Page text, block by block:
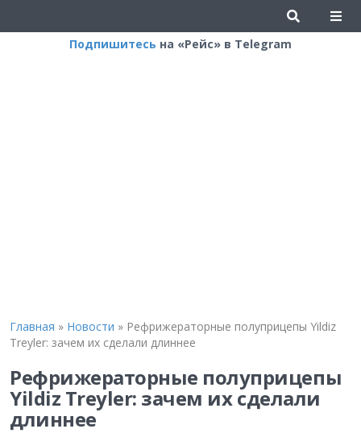
Подпишитесь на «Рейс» в Telegram
Главная » Новости » Рефрижераторные полуприцепы Yildiz
Treyler: зачем их сделали длиннее
Рефрижераторные полуприцепы
Yildiz Treyler: зачем их сделали
длиннее